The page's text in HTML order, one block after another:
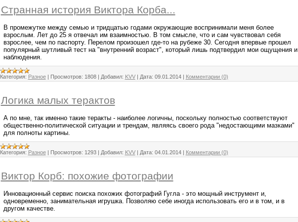
Странная история Виктора Корба...
В промежутке между семью и тридцатью годами окружающие воспринимали меня более
взрослым. Лет до 25 я отвечал им взаимностью. В том смысле, что и сам чувствовал себя
взрослее, чем по паспорту. Перелом произошел где-то на рубеже 30. Сегодня впервые прошел
популярный шутливый тест на "внутренний возраст", который лишь подтвердил мои ощущения и
наблюдения.
Категория: Разное | Просмотров: 1808 | Добавил: KVV | Дата: 09.01.2014 | Комментарии (0)
Логика малых терактов
А по мне, так именно такие теракты - наиболее логичны, поскольку полностью соответствуют
общественно-политической ситуации и трендам, являясь своего рода "недостающими мазками"
для полноты картины.
Категория: Разное | Просмотров: 1293 | Добавил: KVV | Дата: 04.01.2014 | Комментарии (0)
Виктор Корб: похожие фотографии
Инновационный сервис поиска похожих фотографий Гугла - это мощный инструмент и,
одновременно, занимательная игрушка. Позволяю себе иногда использовать его и в том, и в
другом качестве.